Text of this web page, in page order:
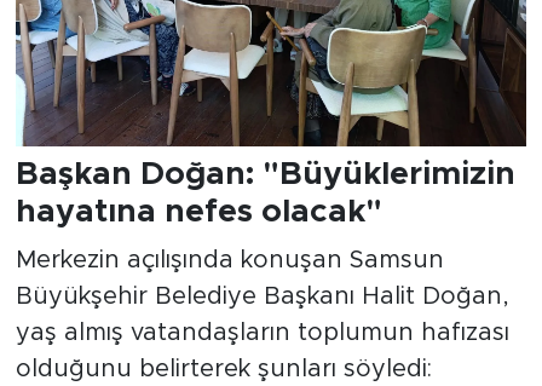
Başkan Doğan: "Büyüklerimizin
hayatına nefes olacak"
Merkezin açılışında konuşan Samsun
Büyükşehir Belediye Başkanı Halit Doğan,
yaş almış vatandaşların toplumun hafızası
olduğunu belirterek şunları söyledi: